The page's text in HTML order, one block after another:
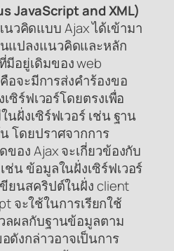
JavaScript and XML)
คิดแบบ Ajax ได้เข้ามา
แปลงแนวคิดและหลัก
มีอยู่เดิมของ web
อจะมีการส่งคำร้องขอ
ซิร์ฟเวอร์โดยตรงเพื่อ
ฝั่งเซิร์ฟเวอร์ เช่น ฐาน
โดยปราศจากการ
อง Ajax จะเกี่ยวข้องกับ
ช่น ข้อมูลในฝั่งเซิร์ฟเวอร์
ขียนสคริปต์ในฝั่ง client
จะใช้ในการเรียกใช้
ลผลกับฐานข้อมูลตาม
ดังกล่าวอาจเป็นการ